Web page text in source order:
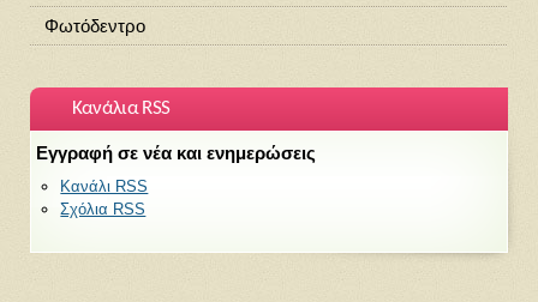
Φωτόδεντρο
Κανάλια RSS
Εγγραφή σε νέα και ενημερώσεις
Κανάλι RSS
Σχόλια RSS